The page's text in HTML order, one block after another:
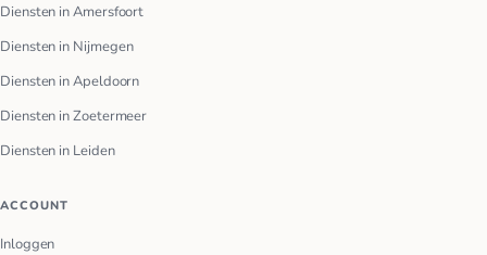
Diensten in Amersfoort
Diensten in Nijmegen
Diensten in Apeldoorn
Diensten in Zoetermeer
Diensten in Leiden
ACCOUNT
Inloggen